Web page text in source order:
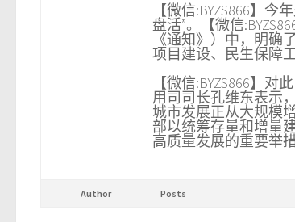
【微信:BYZS866】
盘活”。【微信
《通知》）中，明确
项目建设、民生保障
【微信:BYZS866】
用司司长孔维东表示
城市发展正从大规模
部以统筹存量和增量
高质量发展的重要举
Author Posts